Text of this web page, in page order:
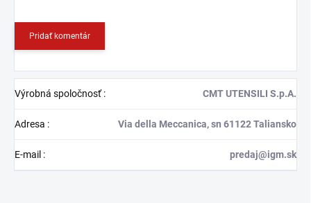
Pridať komentár
Výrobná spoločnosť: CMT UTENSILI S.p.A.
Adresa : Via della Meccanica, sn 61122 Taliansko
E-mail : predaj@igm.sk